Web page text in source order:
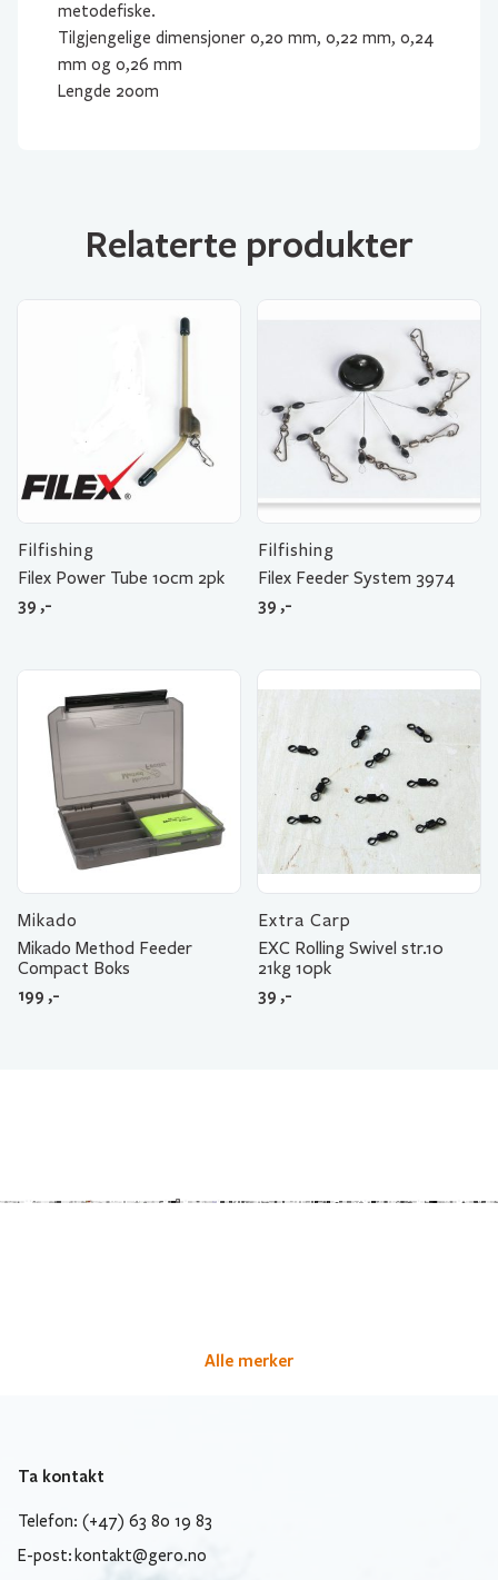
metodefiske.
Tilgjengelige dimensjoner 0,20 mm, 0,22 mm, 0,24
mm og 0,26 mm
Lengde 200m
Relaterte produkter
Filfishing
Filex Power Tube 10cm 2pk
39 ,-
Filfishing
Filex Feeder System 3974
39 ,-
Mikado
Mikado Method Feeder
Compact Boks
199 ,-
Extra Carp
EXC Rolling Swivel str.10
21kg 10pk
39 ,-
Alle merker
Ta kontakt
Telefon: (+47) 63 80 19 83
E-post: kontakt@gero.no